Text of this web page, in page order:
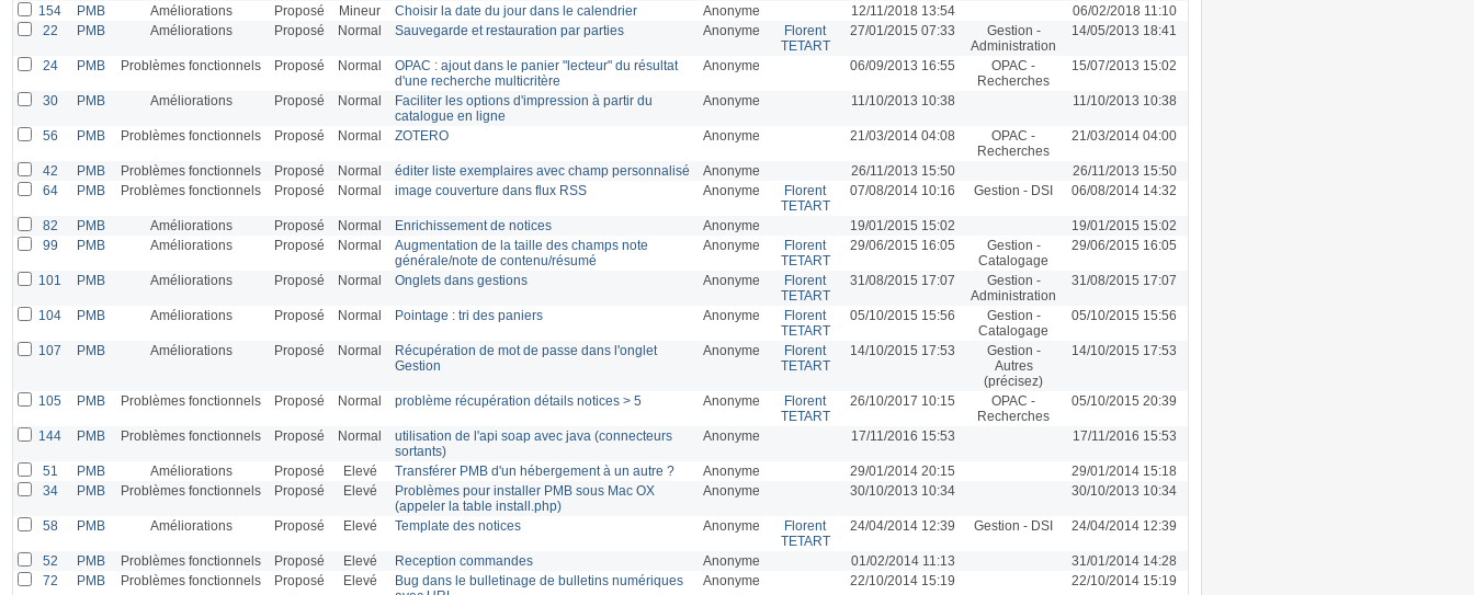
154 PMB Améliorations Proposé Mineur Choisir la date du jour dans le calendrier Anonyme 12/11/2018 13:54
06/02/2018 11:10
22
PMB Améliorations Proposé Normal Sauvegarde et restauration par parties Anonyme
Florent
TETART
27/01/2015 07:33
Gestion -
Administration
14/05/2013 18:41
24 PMB Problèmes fonctionnels Proposé Normal
OPAC : ajout dans le panier "lecteur" du résultat
d'une recherche multicritère
Anonyme 06/09/2013 16:55
OPAC -
Recherches
15/07/2013 15:02
30 PMB Améliorations Proposé Normal
Faciliter les options d'impression à partir du
catalogue en ligne
Anonyme 11/10/2013 10:38 11/10/2013 10:38
56 PMB Problèmes fonctionnels Proposé Normal ZOTERO Anonyme 21/03/2014 04:08
OPAC -
Recherches
21/03/2014 04:00
42 PMB Problèmes fonctionnels Proposé Normal éditer liste exemplaires avec champ personnalisé Anonyme 26/11/2013 15:50
26/11/2013 15:50
64
PMB Problèmes fonctionnels Proposé Normal image couverture dans flux RSS Anonyme
Florent
TETART
07/08/2014 10:16 Gestion - DSI 06/08/2014 14:32
82 PMB Améliorations Proposé Normal Enrichissement de notices Anonyme 19/01/2015 15:02
19/01/2015 15:02
99
PMB Améliorations Proposé Normal
Augmentation de la taille des champs note
générale/note de contenu/résumé
Anonyme
Florent
TETART
29/06/2015 16:05
Gestion -
Catalogage
29/06/2015 16:05
101 PMB Améliorations Proposé Normal Onglets dans gestions Anonyme
Florent
TETART
31/08/2015 17:07
Gestion -
Administration
31/08/2015 17:07
104 PMB Améliorations Proposé Normal Pointage : tri des paniers Anonyme
Florent
TETART
05/10/2015 15:56
Gestion -
Catalogage
05/10/2015 15:56
107 PMB Améliorations Proposé Normal
Récupération de mot de passe dans l'onglet
Gestion
Anonyme
Florent
TETART
14/10/2015 17:53
Gestion -
Autres
(précisez)
14/10/2015 17:53
105 PMB Problèmes fonctionnels Proposé Normal problème récupération détails notices > 5 Anonyme
Florent
TETART
26/10/2017 10:15
OPAC -
Recherches
05/10/2015 20:39
144 PMB Problèmes fonctionnels Proposé Normal
utilisation de l'api soap avec java (connecteurs
sortants)
Anonyme 17/11/2016 15:53 17/11/2016 15:53
51 PMB Améliorations Proposé Elevé Transférer PMB d'un hébergement à un autre ? Anonyme 29/01/2014 20:15
29/01/2014 15:18
34
PMB Problèmes fonctionnels Proposé Elevé
Problèmes pour installer PMB sous Mac OX
(appeler la table install.php)
Anonyme 30/10/2013 10:34 30/10/2013 10:34
58 PMB Améliorations Proposé Elevé Template des notices Anonyme
Florent
TETART
24/04/2014 12:39 Gestion - DSI 24/04/2014 12:39
52 PMB Problèmes fonctionnels Proposé Elevé Reception commandes Anonyme 01/02/2014 11:13
31/01/2014 14:28
72
PMB Problèmes fonctionnels Proposé Elevé
Bug dans le bulletinage de bulletins numériques
Anonyme 22/10/2014 15:19 22/10/2014 15:19